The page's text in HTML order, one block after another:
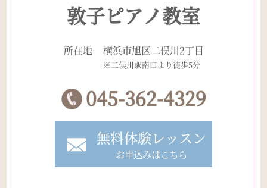
敦子ピアノ教室
所在地 横浜市旭区二俣川2丁目
※二俣川駅南口より徒歩5分
045-362-4329
無料体験レッスン
お申込みはこちら